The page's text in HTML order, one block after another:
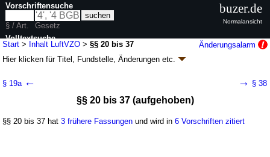
Start > Inhalt LuftVZO >§§ 20 bis 37
Änderungsalarm
Hier klicken fürTitel, Fundstelle, Änderungen etc.
Ordnung (LuftVZO)
neugefasst durch B. v. 10.07.2008 BGBl. I S. 1229 ; zuletzt geändert durch
Geltung ab 01.04.1979; FNA: 96-1-8Luftverkehr
§ 19a ← → § 38
§§ 20 bis 37 (aufgehoben)
§§ 20 bis 37 hat3 frühere Fassungen und wird in6 Vorschriften zitiert
Vorschriftensuche
§ / Art.
Gesetz
Volltextsuche
nur in LuftVZO
buzer.de
Normalansicht